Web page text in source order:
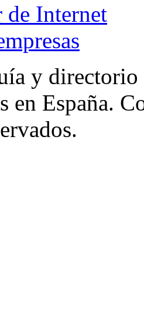
Internet
y directorio
en España.